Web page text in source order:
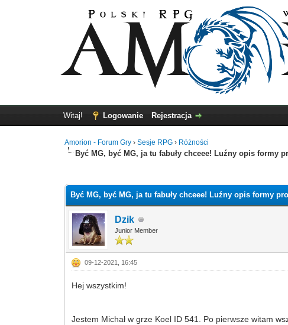
Witaj! Logowanie Rejestracja
Amorion - Forum Gry ›Sesje RPG › Różności
Być MG, być MG, ja tu fabuły chceee! Luźny opis formy
Być MG, być MG, ja tu fabuły chceee! Luźny opis formy
Dzik
Junior Member
09-12-2021, 16:45
Hej wszystkim!
Jestem Michał w grze Koel ID 541. Po pierwsze witam